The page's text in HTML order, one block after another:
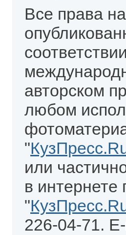
Все права
авторском
любом
"
или
в интернете
"
226-04-71.